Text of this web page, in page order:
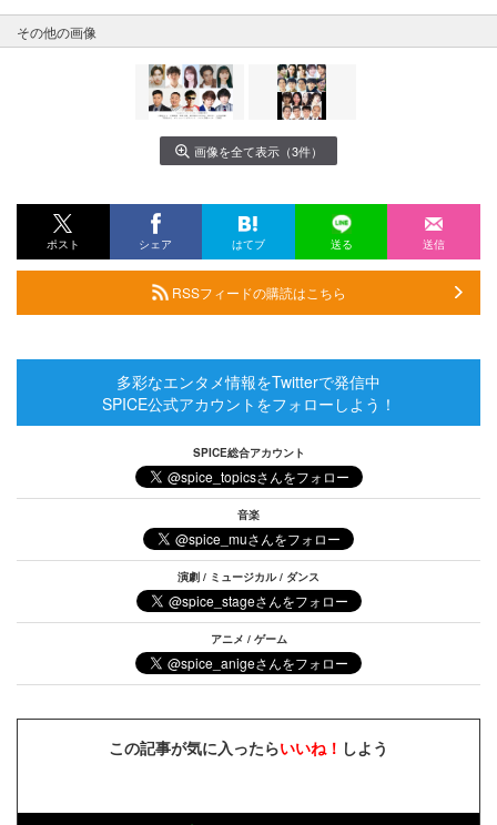
その他の画像
画像を全て表示（3件）
ポスト シェア はてブ 送る 送信
RSSフィードの購読はこちら
多彩なエンタメ情報をTwitterで発信中
SPICE公式アカウントをフォローしよう！
SPICE総合アカウント
音楽
演劇 / ミュージカル / ダンス
アニメ / ゲーム
この記事が気に入ったらいいね！ しよう